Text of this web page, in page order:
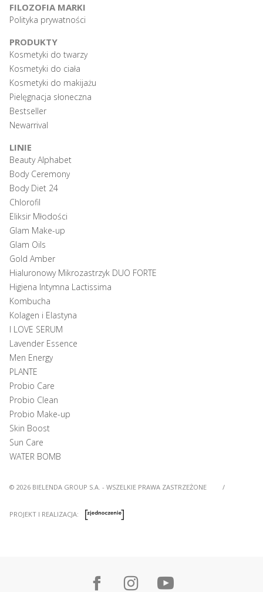
FILOZOFIA MARKI
Polityka prywatności
PRODUKTY
Kosmetyki do twarzy
Kosmetyki do ciała
Kosmetyki do makijażu
Pielęgnacja słoneczna
Bestseller
Newarrival
LINIE
Beauty Alphabet
Body Ceremony
Body Diet 24
Chlorofil
Eliksir Młodości
Glam Make-up
Glam Oils
Gold Amber
Hialuronowy Mikrozastrzyk DUO FORTE
Higiena Intymna Lactissima
Kombucha
Kolagen i Elastyna
I LOVE SERUM
Lavender Essence
Men Energy
PLANTE
Probio Care
Probio Clean
Probio Make-up
Skin Boost
Sun Care
WATER BOMB
© 2026 BIELENDA GROUP S.A. - WSZELKIE PRAWA ZASTRZEŻONE /
PROJEKT I REALIZACJA: